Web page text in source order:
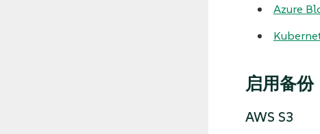
Azure
启用备份
AWS S3